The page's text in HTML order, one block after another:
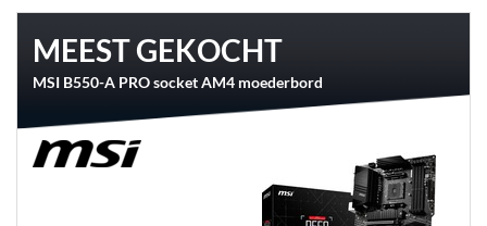
MEEST GEKOCHT
MSI B550-A PRO socket AM4 moederbord